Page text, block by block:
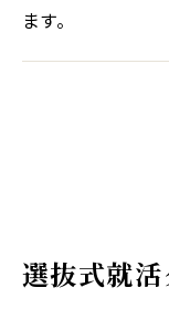
ます。
選抜式就活